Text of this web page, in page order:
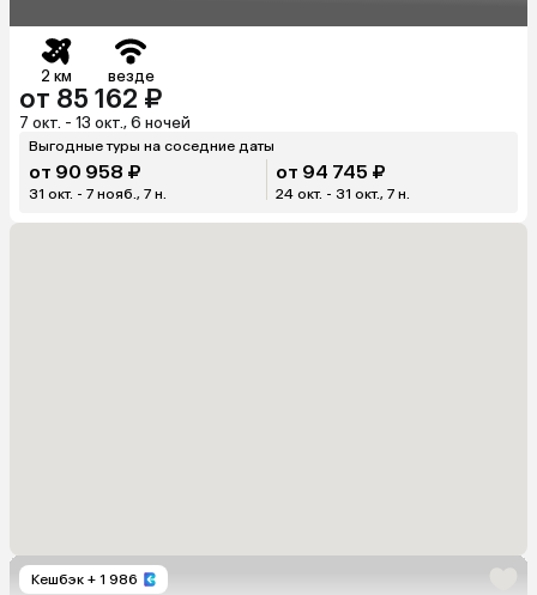
2 км везде
от 85 162 ₽
7 окт. - 13 окт., 6 ночей
Выгодные туры на соседние даты
от 90 958 ₽
31 окт. - 7 нояб., 7 н.
от 94 745 ₽
24 окт. - 31 окт., 7 н.
Кешбэк + 1 986